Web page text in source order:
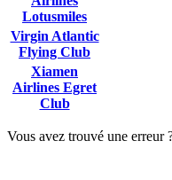
Lotusmiles
Virgin Atlantic
Flying Club
Xiamen
Airlines Egret
Club
Vous avez trouvé une erreur